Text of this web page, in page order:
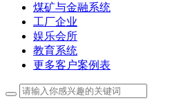
煤矿与金融系统
工厂企业
娱乐会所
教育系统
更多客户案例表